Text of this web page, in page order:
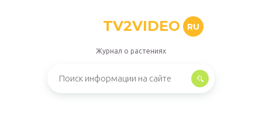
TV2VIDEO RU
Журнал о растениях